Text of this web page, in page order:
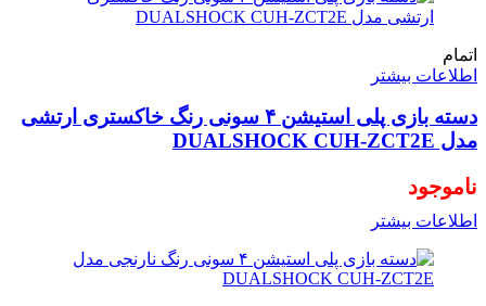
اتمام
اطلاعات بیشتر
دسته بازی پلی استیشن ۴ سونی رنگ خاکستری ارتشی
مدل DUALSHOCK CUH-ZCT2E
ناموجود
اطلاعات بیشتر